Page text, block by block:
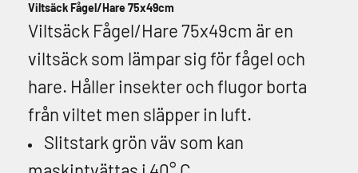
Viltsäck Fågel/Hare 75x49cm
Viltsäck Fågel/Hare 75x49cm är en
viltsäck som lämpar sig för fågel och
hare. Håller insekter och flugor borta
från viltet men släpper in luft.
Slitstark grön väv som kan